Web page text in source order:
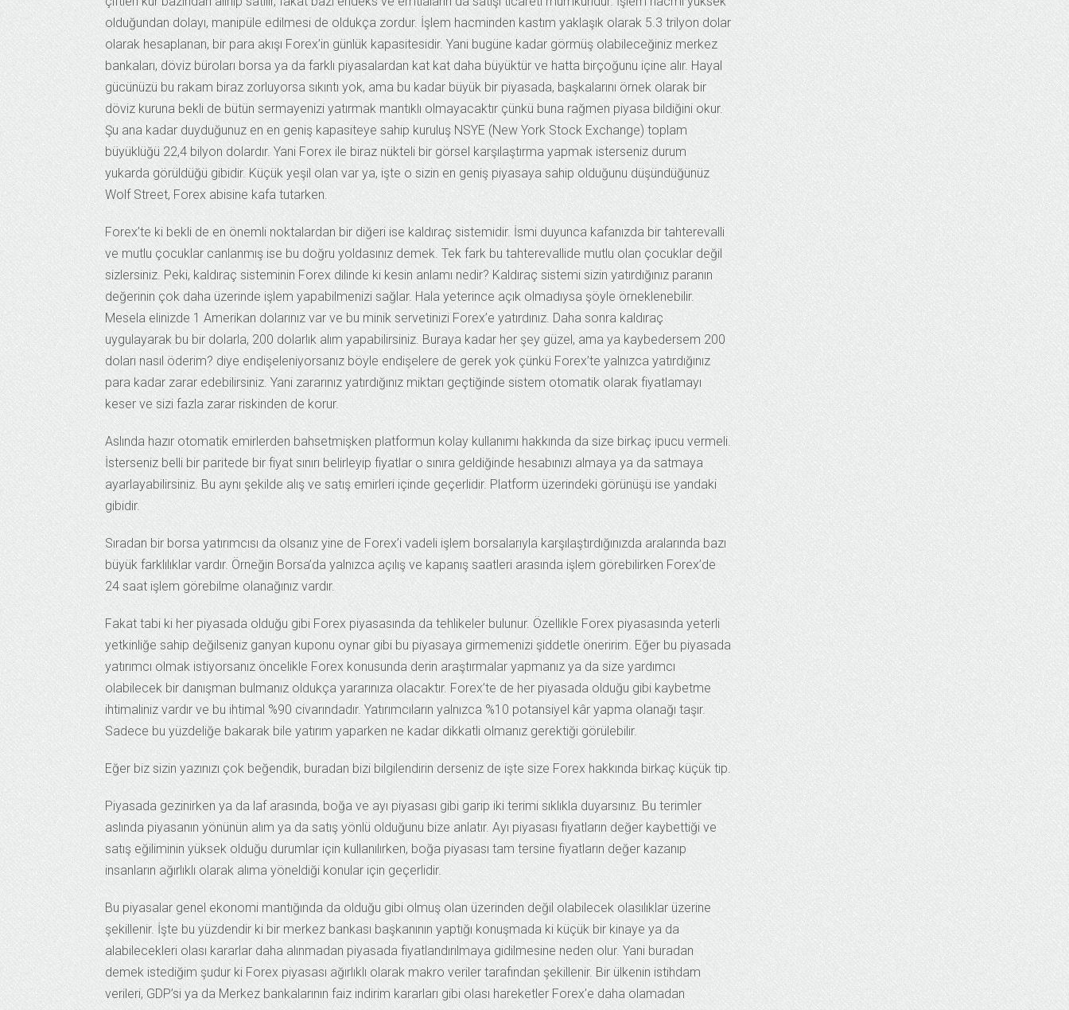
olduğundan dolayı, manipüle edilmesi de oldukça zordur. İşlem hacminden kastım yaklaşık olarak 5.3 trilyon dolar
olarak hesaplanan, bir para akışı Forex’in günlük kapasitesidir. Yani bugüne kadar görmüş olabileceğiniz merkez
bankaları, döviz büroları borsa ya da farklı piyasalardan kat kat daha büyüktür ve hatta birçoğunu içine alır. Hayal
gücünüzü bu rakam biraz zorluyorsa sıkıntı yok, ama bu kadar büyük bir piyasada, başkalarını örnek olarak bir
döviz kuruna bekli de bütün sermayenizi yatırmak mantıklı olmayacaktır çünkü buna rağmen piyasa bildiğini okur.
Şu ana kadar duyduğunuz en en geniş kapasiteye sahip kuruluş NSYE (New York Stock Exchange) toplam
büyüklüğü 22,4 bilyon dolardır. Yani Forex ile biraz nükteli bir görsel karşılaştırma yapmak isterseniz durum
yukarda görüldüğü gibidir. Küçük yeşil olan var ya, işte o sizin en geniş piyasaya sahip olduğunu düşündüğünüz
Wolf Street, Forex abisine kafa tutarken.
Forex’te ki bekli de en önemli noktalardan bir diğeri ise kaldıraç sistemidir. İsmi duyunca kafanızda bir tahterevalli
ve mutlu çocuklar canlanmış ise bu doğru yoldasınız demek. Tek fark bu tahterevallide mutlu olan çocuklar değil
sizlersiniz. Peki, kaldıraç sisteminin Forex dilinde ki kesin anlamı nedir? Kaldıraç sistemi sizin yatırdığınız paranın
değerinin çok daha üzerinde işlem yapabilmenizi sağlar. Hala yeterince açık olmadıysa şöyle örneklenebilir.
Mesela elinizde 1 Amerikan dolarınız var ve bu minik servetinizi Forex’e yatırdınız. Daha sonra kaldıraç
uygulayarak bu bir dolarla, 200 dolarlık alım yapabilirsiniz. Buraya kadar her şey güzel, ama ya kaybedersem 200
doları nasıl öderim? diye endişeleniyorsanız böyle endişelere de gerek yok çünkü Forex’te yalnızca yatırdığınız
para kadar zarar edebilirsiniz. Yani zararınız yatırdığınız miktarı geçtiğinde sistem otomatik olarak fiyatlamayı
keser ve sizi fazla zarar riskinden de korur.
Aslında hazır otomatik emirlerden bahsetmişken platformun kolay kullanımı hakkında da size birkaç ipucu vermeli.
İsterseniz belli bir paritede bir fiyat sınırı belirleyip fiyatlar o sınıra geldiğinde hesabınızı almaya ya da satmaya
ayarlayabilirsiniz. Bu aynı şekilde alış ve satış emirleri içinde geçerlidir. Platform üzerindeki görünüşü ise yandaki
gibidir.
Sıradan bir borsa yatırımcısı da olsanız yine de Forex’i vadeli işlem borsalarıyla karşılaştırdığınızda aralarında bazı
büyük farklılıklar vardır. Örneğin Borsa’da yalnızca açılış ve kapanış saatleri arasında işlem görebilirken Forex’de
24 saat işlem görebilme olanağınız vardır.
Fakat tabi ki her piyasada olduğu gibi Forex piyasasında da tehlikeler bulunur. Özellikle Forex piyasasında yeterli
yetkinliğe sahip değilseniz ganyan kuponu oynar gibi bu piyasaya girmemenizi şiddetle öneririm. Eğer bu piyasada
yatırımcı olmak istiyorsanız öncelikle Forex konusunda derin araştırmalar yapmanız ya da size yardımcı
olabilecek bir danışman bulmanız oldukça yararınıza olacaktır. Forex’te de her piyasada olduğu gibi kaybetme
ihtimaliniz vardır ve bu ihtimal %90 civarındadır. Yatırımcıların yalnızca %10 potansiyel kâr yapma olanağı taşır.
Sadece bu yüzdeliğe bakarak bile yatırım yaparken ne kadar dikkatli olmanız gerektiği görülebilir.
Eğer biz sizin yazınızı çok beğendik, buradan bizi bilgilendirin derseniz de işte size Forex hakkında birkaç küçük tip.
Piyasada gezinirken ya da laf arasında, boğa ve ayı piyasası gibi garip iki terimi sıklıkla duyarsınız. Bu terimler
aslında piyasanın yönünün alım ya da satış yönlü olduğunu bize anlatır. Ayı piyasası fiyatların değer kaybettiği ve
satış eğiliminin yüksek olduğu durumlar için kullanılırken, boğa piyasası tam tersine fiyatların değer kazanıp
insanların ağırlıklı olarak alıma yöneldiği konular için geçerlidir.
Bu piyasalar genel ekonomi mantığında da olduğu gibi olmuş olan üzerinden değil olabilecek olasılıklar üzerine
şekillenir. İşte bu yüzdendir ki bir merkez bankası başkanının yaptığı konuşmada ki küçük bir kinaye ya da
alabilecekleri olası kararlar daha alınmadan piyasada fiyatlandırılmaya gidilmesine neden olur. Yani buradan
demek istediğim şudur ki Forex piyasası ağırlıklı olarak makro veriler tarafından şekillenir. Bir ülkenin istihdam
verileri, GDP’si ya da Merkez bankalarının faiz indirim kararları gibi olası hareketler Forex’e daha olamadan